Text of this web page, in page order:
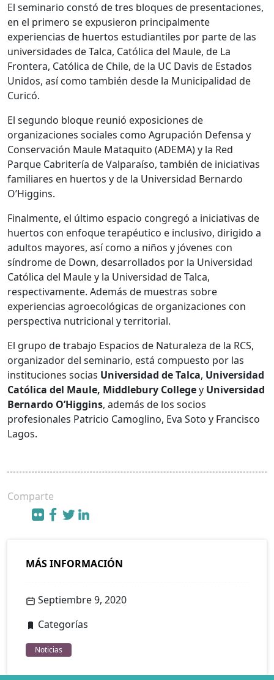
El seminario constó de tres bloques de presentaciones,
en el primero se expusieron principalmente
experiencias de huertos estudiantiles por parte de las
universidades de Talca, Católica del Maule, de La
Frontera, Católica de Chile, de la UC Davis de Estados
Unidos, así como también desde la Municipalidad de
Curicó.
El segundo bloque reunió exposiciones de
organizaciones sociales como Agrupación Defensa y
Conservación Maule Mataquito (ADEMA) y la Red
Parque Cabritería de Valparaíso, también de iniciativas
familiares en huertos y de la Universidad Bernardo
O’Higgins.
Finalmente, el último espacio congregó a iniciativas de
huertos con enfoque terapéutico e inclusivo, dirigido a
adultos mayores, así como a niños y jóvenes con
síndrome de Down, desarrollados por la Universidad
Católica del Maule y la Universidad de Talca,
respectivamente. Además de muestras sobre
experiencias agroecológicas de organizaciones con
perspectiva nutricional y territorial.
El grupo de trabajo Espacios de Naturaleza de la RCS,
organizador del seminario, está compuesto por las
instituciones socias Universidad de Talca, Universidad
Católica del Maule, Middlebury Collegey Universidad
Bernardo O’Higgins, además de los socios
profesionales Patricio Camoglino, Eva Soto y Francisco
Lagos.
Comparte
MÁS INFORMACIÓN
Septiembre 9, 2020
Categorías
Noticias